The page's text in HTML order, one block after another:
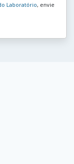
Laboratório, envie